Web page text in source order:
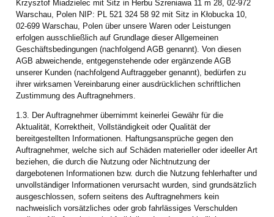
Krzysztof Miadzielec mit Sitz in Herbu Szreniawa 11 m 28, 02-972
Warschau, Polen NIP: PL 521 324 58 92 mit Sitz in Kłobucka 10,
02-699 Warschau, Polen über unsere Waren oder Leistungen
erfolgen ausschließlich auf Grundlage dieser Allgemeinen
Geschäftsbedingungen (nachfolgend AGB genannt). Von diesen
AGB abweichende, entgegenstehende oder ergänzende AGB
unserer Kunden (nachfolgend Auftraggeber genannt), bedürfen zu
ihrer wirksamen Vereinbarung einer ausdrücklichen schriftlichen
Zustimmung des Auftragnehmers.
1.3. Der Auftragnehmer übernimmt keinerlei Gewähr für die
Aktualität, Korrektheit, Vollständigkeit oder Qualität der
bereitgestellten Informationen. Haftungsansprüche gegen den
Auftragnehmer, welche sich auf Schäden materieller oder ideeller Art
beziehen, die durch die Nutzung oder Nichtnutzung der
dargebotenen Informationen bzw. durch die Nutzung fehlerhafter und
unvollständiger Informationen verursacht wurden, sind grundsätzlich
ausgeschlossen, sofern seitens des Auftragnehmers kein
nachweislich vorsätzliches oder grob fahrlässiges Verschulden